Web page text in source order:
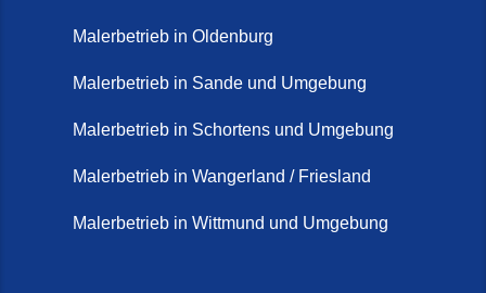
Malerbetrieb in Oldenburg
Malerbetrieb in Sande und Umgebung
Malerbetrieb in Schortens und Umgebung
Malerbetrieb in Wangerland / Friesland
Malerbetrieb in Wittmund und Umgebung